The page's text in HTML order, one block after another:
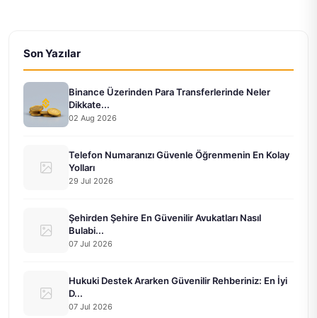
Son Yazılar
Binance Üzerinden Para Transferlerinde Neler
Dikkate...
02 Aug 2026
Telefon Numaranızı Güvenle Öğrenmenin En Kolay
Yolları
29 Jul 2026
Şehirden Şehire En Güvenilir Avukatları Nasıl
Bulabi...
07 Jul 2026
Hukuki Destek Ararken Güvenilir Rehberiniz: En İyi
D...
07 Jul 2026